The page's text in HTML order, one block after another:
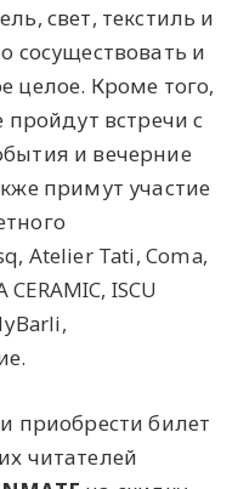
свет, текстиль и
сосуществовать и
целое. Кроме того,
пройдут встречи с
и вечерние
примут участие
Atelier Tati, Coma,
ISCU
приобрести билет
читателей